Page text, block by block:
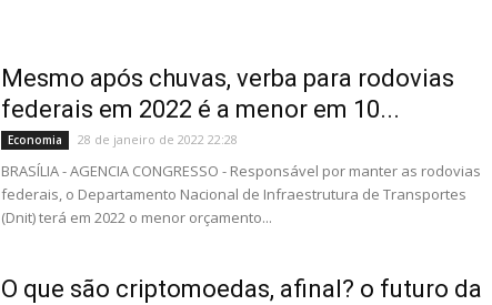
Mesmo após chuvas, verba para rodovias
federais em 2022 é a menor em 10...
Economia 28 de janeiro de 2022 22:28
BRASÍLIA - AGENCIA CONGRESSO - Responsável por manter as rodovias
federais, o Departamento Nacional de Infraestrutura de Transportes
(Dnit) terá em 2022 o menor orçamento...
O que são criptomoedas, afinal? o futuro da